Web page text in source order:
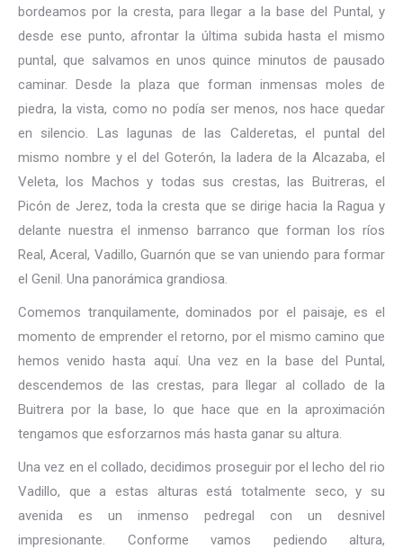
bordeamos por la cresta, para llegar a la base del Puntal, y
desde ese punto, afrontar la última subida hasta el mismo
puntal, que salvamos en unos quince minutos de pausado
caminar. Desde la plaza que forman inmensas moles de
piedra, la vista, como no podía ser menos, nos hace quedar
en silencio. Las lagunas de las Calderetas, el puntal del
mismo nombre y el del Goterón, la ladera de la Alcazaba, el
Veleta, los Machos y todas sus crestas, las Buitreras, el
Picón de Jerez, toda la cresta que se dirige hacia la Ragua y
delante nuestra el inmenso barranco que forman los ríos
Real, Aceral, Vadillo, Guarnón que se van uniendo para formar
el Genil. Una panorámica grandiosa.
Comemos tranquilamente, dominados por el paisaje, es el
momento de emprender el retorno, por el mismo camino que
hemos venido hasta aquí. Una vez en la base del Puntal,
descendemos de las crestas, para llegar al collado de la
Buitrera por la base, lo que hace que en la aproximación
tengamos que esforzarnos más hasta ganar su altura.
Una vez en el collado, decidimos proseguir por el lecho del rio
Vadillo, que a estas alturas está totalmente seco, y su
avenida es un inmenso pedregal con un desnivel
impresionante. Conforme vamos pediendo altura,